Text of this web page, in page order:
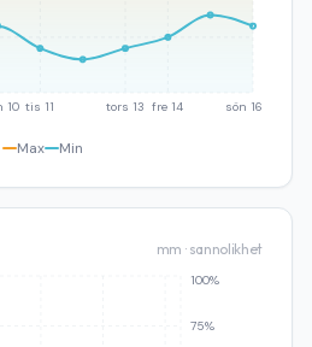
10 tis 11 tors 13 fre 14 sön 16
Max Min
mm · sannolikhet
75%
100%